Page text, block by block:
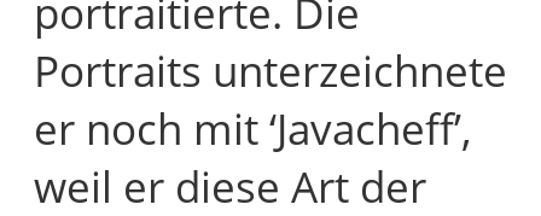
portraitierte. Die
Portraits unterzeichnete
er noch mit ‘Javacheff’,
weil er diese Art der